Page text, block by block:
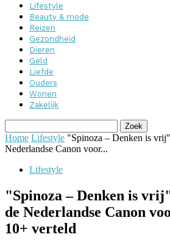
Lifestyle
Beauty & mode
Reizen
Gezondheid
Dieren
Geld
Liefde
Ouders
Wonen
Zakelijk
Home Lifestyle "Spinoza – Denken is
Nederlandse Canon voor...
Lifestyle
"Spinoza – Denken is
de Nederlandse Canon
10+ verteld